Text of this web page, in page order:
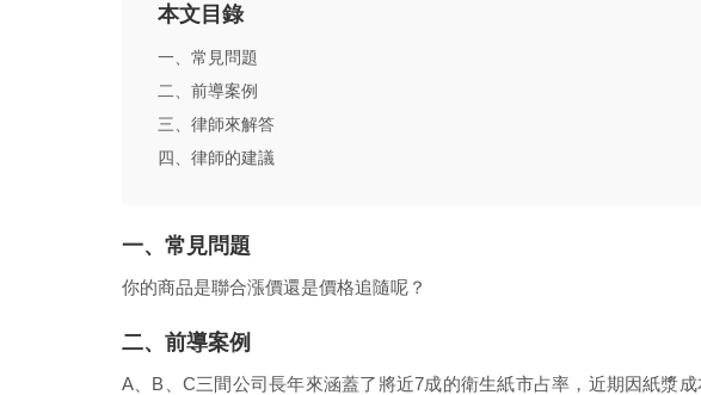
本文目錄
一、常見問題
二、前導案例
三、律師來解答
四、律師的建議
一、常見問題
你的商品是聯合漲價還是價格追隨呢？
二、前導案例
A、B、C三間公司長年來涵蓋了將近7成的衛生紙市占率，近期因紙漿